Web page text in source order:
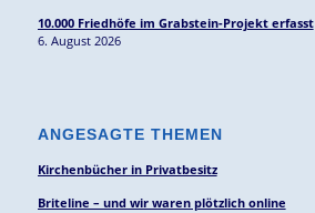
10.000 Friedhöfe im Grabstein-Projekt erfasst
6. August 2026
ANGESAGTE THEMEN
Kirchenbücher in Privatbesitz
Briteline – und wir waren plötzlich online